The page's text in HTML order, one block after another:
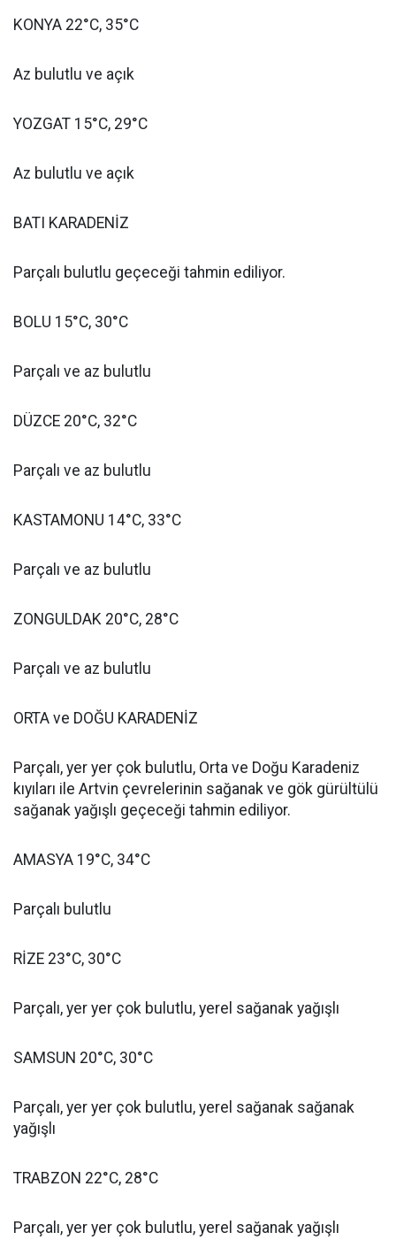
KONYA 22°C, 35°C
Az bulutlu ve açık
YOZGAT 15°C, 29°C
Az bulutlu ve açık
BATI KARADENİZ
Parçalı bulutlu geçeceği tahmin ediliyor.
BOLU 15°C, 30°C
Parçalı ve az bulutlu
DÜZCE 20°C, 32°C
Parçalı ve az bulutlu
KASTAMONU 14°C, 33°C
Parçalı ve az bulutlu
ZONGULDAK 20°C, 28°C
Parçalı ve az bulutlu
ORTA ve DOĞU KARADENİZ
Parçalı, yer yer çok bulutlu, Orta ve Doğu Karadeniz
kıyıları ile Artvin çevrelerinin sağanak ve gök gürültülü
sağanak yağışlı geçeceği tahmin ediliyor.
AMASYA 19°C, 34°C
Parçalı bulutlu
RİZE 23°C, 30°C
Parçalı, yer yer çok bulutlu, yerel sağanak yağışlı
SAMSUN 20°C, 30°C
Parçalı, yer yer çok bulutlu, yerel sağanak sağanak
yağışlı
TRABZON 22°C, 28°C
Parçalı, yer yer çok bulutlu, yerel sağanak yağışlı